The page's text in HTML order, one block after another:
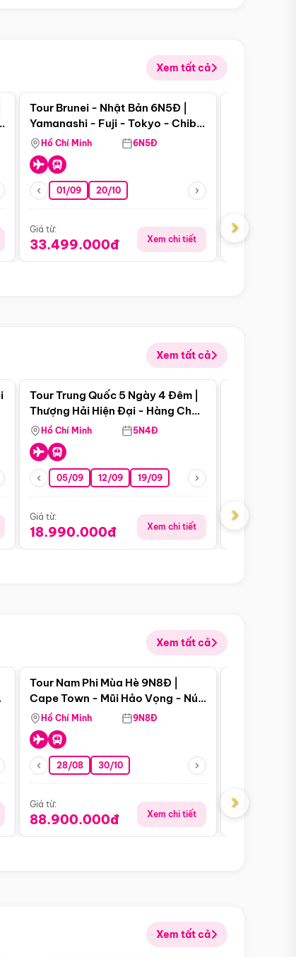
Xem tất cả
Điểm nổi bật
Tour Brunei - Nhật Bản 6N5Đ |
Yamanashi - Fuji - Tokyo - Chiba
- Freeday
Hồ Chí Minh 6N5Đ
01/09 20/10
Giá từ:
33.499.000đ Xem chi tiết
Giá từ:
›
Xem tất cả
15/10 29/10
Điểm nổi bật
Tour Trung Quốc 5 Ngày 4 Đêm |
Thượng Hải Hiện Đại - Hàng Châu
Nên Thơ - Ô Trấn Cổ Kính
Hồ Chí Minh 5N4Đ
05/09 12/09 19/09
Giá từ:
18.990.000đ Xem chi tiết
Giá từ:
›
Xem tất cả
Điểm nổi bật
Tour Nam Phi Mùa Hè 9N8Đ |
Cape Town - Mũi Hảo Vọng - Núi
Bàn - Johannesburg - Pretoria -
Safari - Lodge
Hồ Chí Minh 9N8Đ
28/08 30/10
Giá từ:
88.900.000đ Xem chi tiết
Giá từ:
›
Xem tất cả